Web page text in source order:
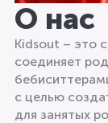
О нас
Kidsout – это
соединяет
с целью
для занятых